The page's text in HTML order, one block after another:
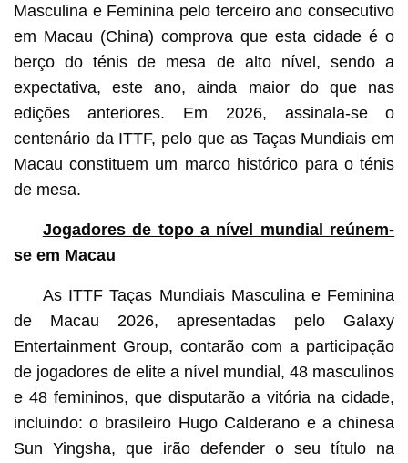
Masculina e Feminina pelo terceiro ano consecutivo
em Macau (China) comprova que esta cidade é o
berço do ténis de mesa de alto nível, sendo a
expectativa, este ano, ainda maior do que nas
edições anteriores. Em 2026, assinala-se o
centenário da ITTF, pelo que as Taças Mundiais em
Macau constituem um marco histórico para o ténis
de mesa.
Jogadores de topo a nível mundial reúnem-
se em Macau
As ITTF Taças Mundiais Masculina e Feminina
de Macau 2026, apresentadas pelo Galaxy
Entertainment Group, contarão com a participação
de jogadores de elite a nível mundial, 48 masculinos
e 48 femininos, que disputarão a vitória na cidade,
incluindo: o brasileiro Hugo Calderano e a chinesa
Sun Yingsha, que irão defender o seu título na